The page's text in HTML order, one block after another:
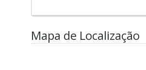
Mapa de Localização